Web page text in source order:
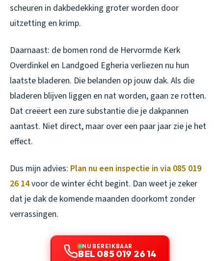
scheuren in dakbedekking groter worden door
uitzetting en krimp.
Daarnaast: de bomen rond de Hervormde Kerk
Overdinkel en Landgoed Egheria verliezen nu hun
laatste bladeren. Die belanden op jouw dak. Als die
bladeren blijven liggen en nat worden, gaan ze rotten.
Dat creëert een zure substantie die je dakpannen
aantast. Niet direct, maar over een paar jaar zie je het
effect.
Dus mijn advies: Plan nu een inspectie in via 085 019
26 14voor de winter écht begint. Dan weet je zeker
dat je dak de komende maanden doorkomt zonder
verrassingen.
NU BEREIKBAAR
BEL 085 019 26 14